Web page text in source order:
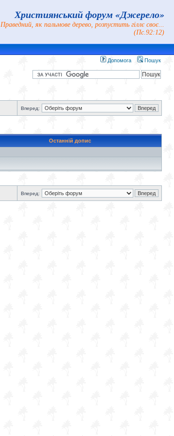
Християнський форум «Джерело»
Праведний, як пальмове дерево, розпустить гіллє своє...
(Пс.92:12)
Допомога Пошук
Вперед:
Останній допис
Вперед: